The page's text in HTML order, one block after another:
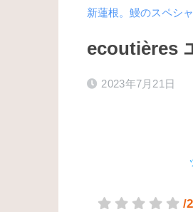
新蓮根。鰻のスペシ
ecoutières
2023年7月21日
/